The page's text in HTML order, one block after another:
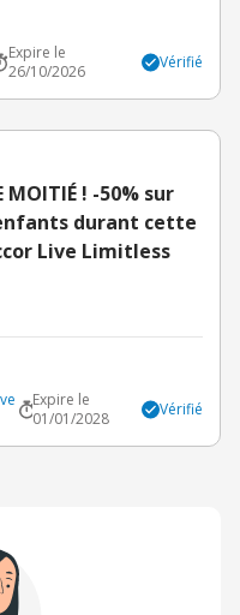
Expire le
26/10/2026
Vérifié
MOITIÉ ! -50% sur
durant cette
Live Limitless
Expire le
01/01/2028
Vérifié